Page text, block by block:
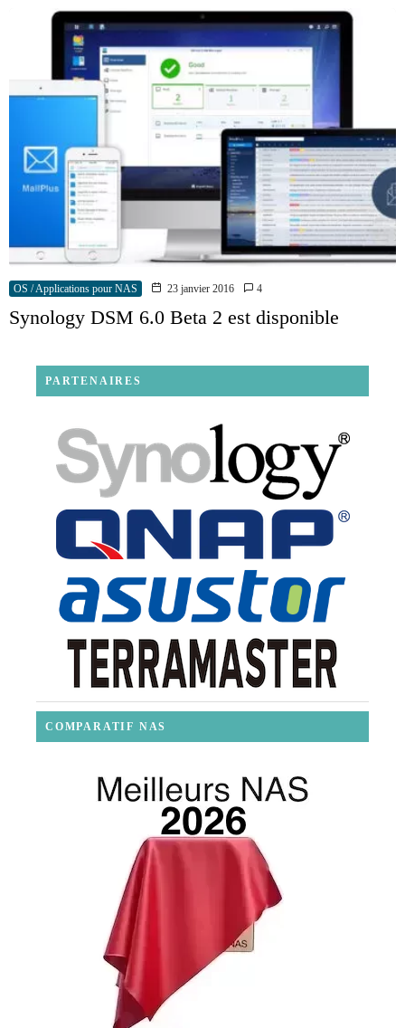
OS / Applications pour NAS 23 janvier 2016 4
Synology DSM 6.0 Beta 2 est disponible
PARTENAIRES
COMPARATIF NAS